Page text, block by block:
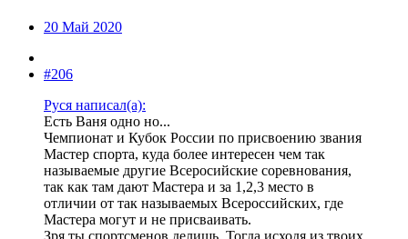
20 Май 2020
#206
Руся написал(а):
Есть Ваня одно но...
Чемпионат и Кубок России по присвоению звания
Мастер спорта, куда более интересен чем так
называемые другие Всеросийские соревнования,
так как там дают Мастера и за 1,2,3 место в
отличии от так называемых Всероссийских, где
Мастера могут и не присваивать.